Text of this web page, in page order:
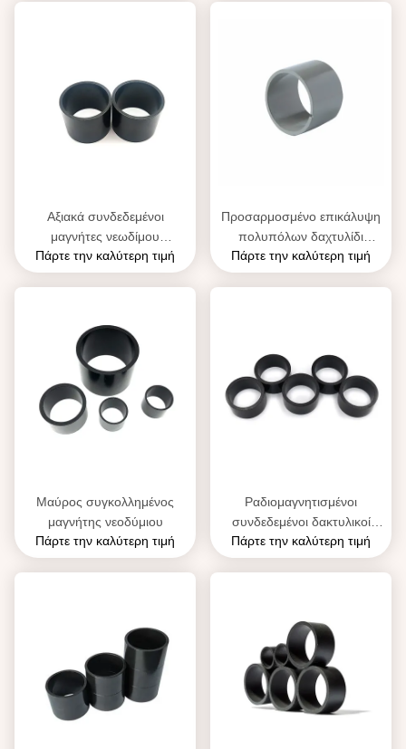
Αξιακά συνδεδεμένοι
μαγνήτες νεωδίμου
προσαρμοσμένοι σε διάφορα
σχήματα και μεγέθη
Πάρτε την καλύτερη τιμή
Προσαρμοσμένο επικάλυψη
πολυπόλων δαχτυλίδι
μαγνητικά συνδεδεμένο
κυλίνδρος νεοδύμιο
Πάρτε την καλύτερη τιμή
Μαύρος συγκολλημένος
μαγνήτης νεοδύμιου
Πάρτε την καλύτερη τιμή
Ραδιομαγνητισμένοι
συνδεδεμένοι δακτυλικοί
μαγνήτες NdFeB για
σταδιακό κινητήρα
Πάρτε την καλύτερη τιμή